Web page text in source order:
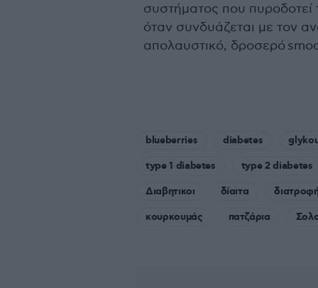
συστήματος που πυροδοτεί
όταν συνδυάζεται με τον
απολαυστικό, δροσερό
blueberries diabetes
type 1 diabetes
type 2 diabetes
Διαβητικοι
δίαιτα
κουρκουμάς
πατζάρια